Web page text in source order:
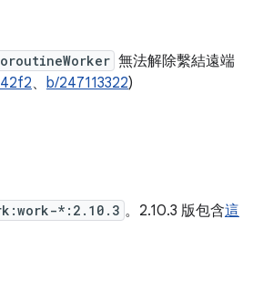
無法解除繫結遠端
、 b/247113322)
*:2.10.3 。2.10.3 版包含這